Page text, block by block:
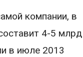
компании, в
4-5 млрд
в июле 2013